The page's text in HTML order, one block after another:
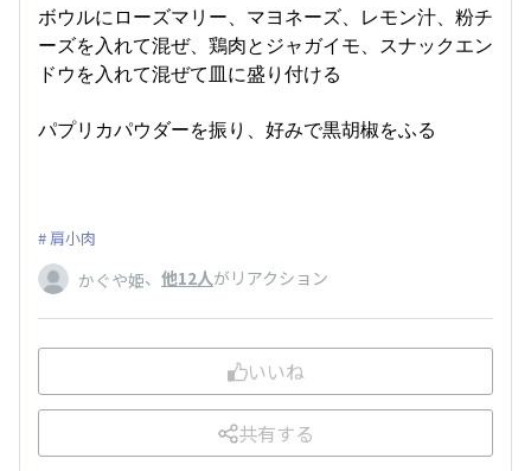
ボウルにローズマリー、マヨネーズ、レモン汁、粉チ
ーズを入れて混ぜ、鶏肉とジャガイモ、スナックエン
ドウを入れて混ぜて皿に盛り付ける
パプリカパウダーを振り、好みで黒胡椒をふる
肩小肉
かぐや姫、 他12人がリアクション
いいね
共有する